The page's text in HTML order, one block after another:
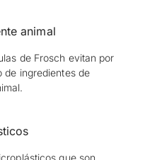
animal
de Frosch evitan por
de ingredientes de
que son